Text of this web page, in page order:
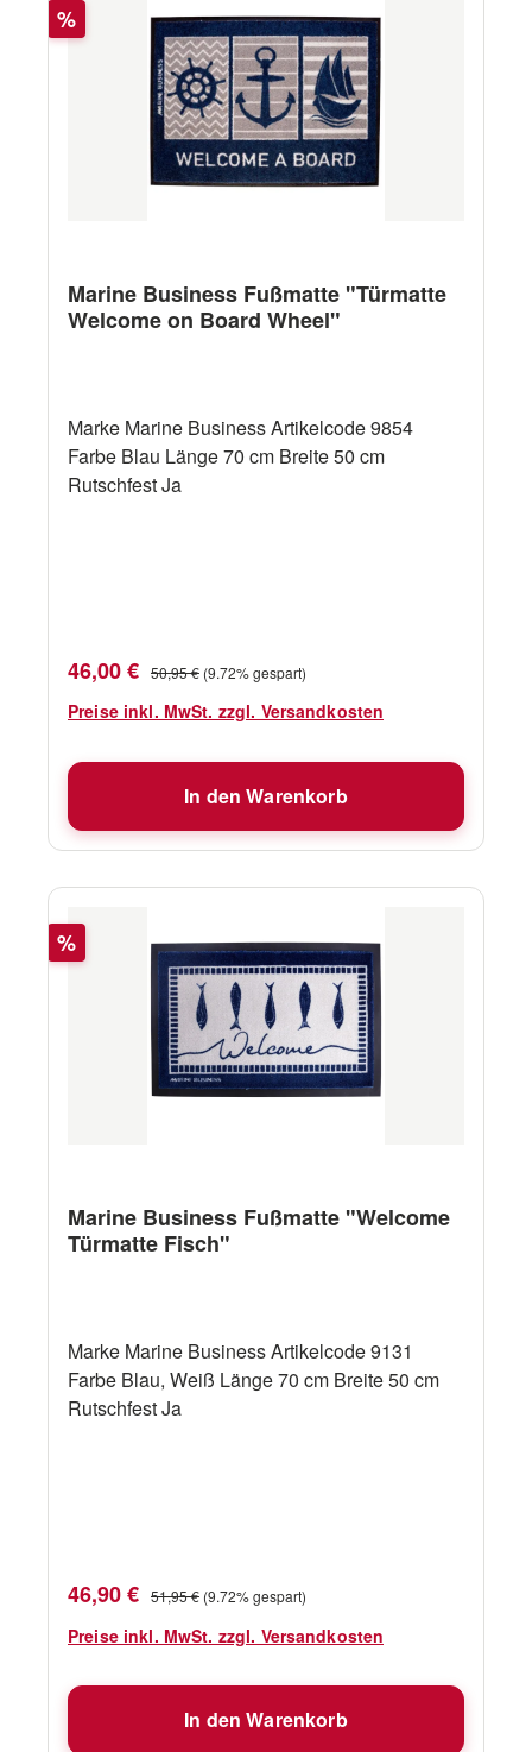
Rabatt
%
Marine Business Fußmatte "Türmatte
Welcome on Board Wheel"
Marke Marine Business Artikelcode 9854
Farbe Blau Länge 70 cm Breite 50 cm
Rutschfest Ja
Verkaufspreis:
46,00 € Regulärer Preis:
50,95 € (9.72% gespart)
Preise inkl. MwSt. zzgl. Versandkosten
In den Warenkorb
Rabatt
%
Marine Business Fußmatte "Welcome
Türmatte Fisch"
Marke Marine Business Artikelcode 9131
Farbe Blau, Weiß Länge 70 cm Breite 50 cm
Rutschfest Ja
Verkaufspreis:
46,90 € Regulärer Preis:
51,95 € (9.72% gespart)
Preise inkl. MwSt. zzgl. Versandkosten
In den Warenkorb